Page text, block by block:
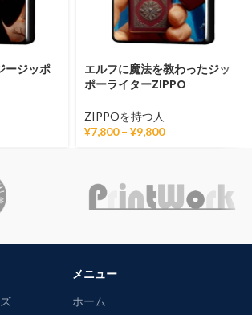
ージッポ
エルフに魔法を教わったジッ
ポーライターZIPPO
ZIPPOを持つ人
¥7,800 – ¥9,800
メニュー
ホーム